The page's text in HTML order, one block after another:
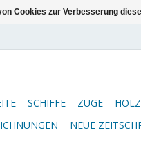
SCHIFFE ZÜGE
NEUE
Cookies zur Verbesserung